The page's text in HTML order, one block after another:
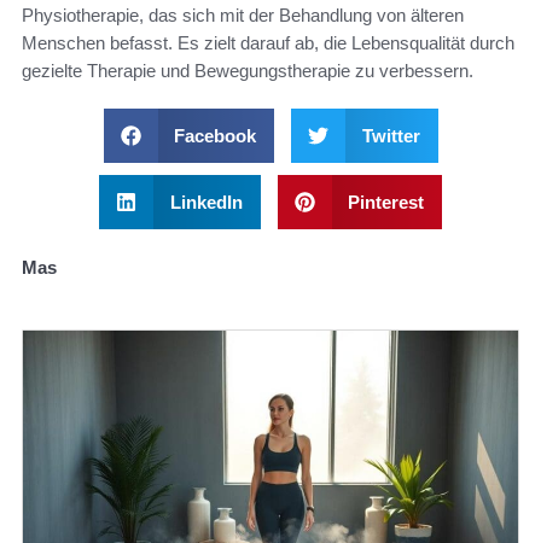
Physiotherapie, das sich mit der Behandlung von älteren
Menschen befasst. Es zielt darauf ab, die Lebensqualität durch
gezielte Therapie und Bewegungstherapie zu verbessern.
Facebook Twitter
LinkedIn Pinterest
Mas